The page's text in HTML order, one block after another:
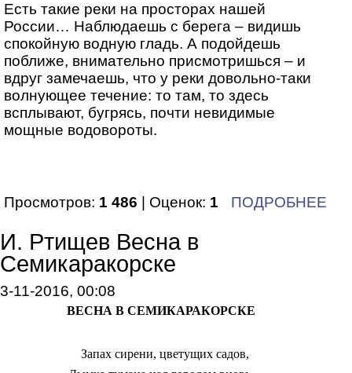
Есть такие реки на просторах нашей
России… Наблюдаешь с берега – видишь
спокойную водную гладь. А подойдешь
поближе, внимательно присмотришься – и
вдруг замечаешь, что у реки довольно-таки
волнующее течение: то там, то здесь
всплывают, бугрясь, почти невидимые
мощные водовороты.
Просмотров: 1 486 | Оценок: 1 ПОДРОБНЕЕ
И. Ртищев Весна в
Семикаракорске
3-11-2016, 00:08
ВЕСНА В СЕМИКАРАКОРСКЕ
Запах сирени, цветущих садов,